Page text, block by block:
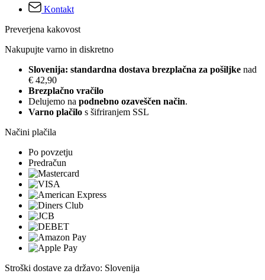
Kontakt
Preverjena kakovost
Nakupujte varno in diskretno
Slovenija: standardna dostava brezplačna za pošiljke nad
€ 42,90
Brezplačno vračilo
Delujemo na podnebno ozaveščen način.
Varno plačilo s šifriranjem SSL
Načini plačila
Po povzetju
Predračun
Stroški dostave za državo: Slovenija